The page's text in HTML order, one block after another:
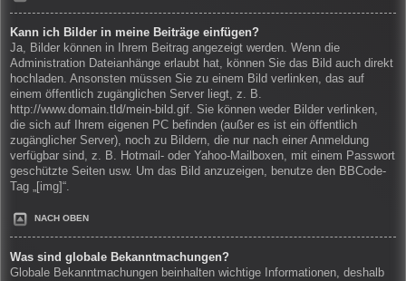
Kann ich Bilder in meine Beiträge einfügen?
Ja, Bilder können in Ihrem Beitrag angezeigt werden. Wenn die
Administration Dateianhänge erlaubt hat, können Sie das Bild auch direkt
hochladen. Ansonsten müssen Sie zu einem Bild verlinken, das auf
einem öffentlich zugänglichen Server liegt, z. B.
http://www.domain.tld/mein-bild.gif. Sie können weder Bilder verlinken,
die sich auf Ihrem eigenen PC befinden (außer es ist ein öffentlich
zugänglicher Server), noch zu Bildern, die nur nach einer Anmeldung
verfügbar sind, z. B. Hotmail- oder Yahoo-Mailboxen, mit einem Passwort
geschützte Seiten usw. Um das Bild anzuzeigen, benutze den BBCode-
Tag „[img]“.
NACH OBEN
Was sind globale Bekanntmachungen?
Globale Bekanntmachungen beinhalten wichtige Informationen, deshalb